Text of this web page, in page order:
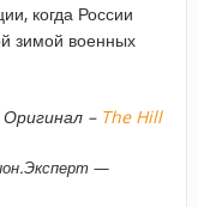
когда России
зимой военных
Оригинал – The Hill
—